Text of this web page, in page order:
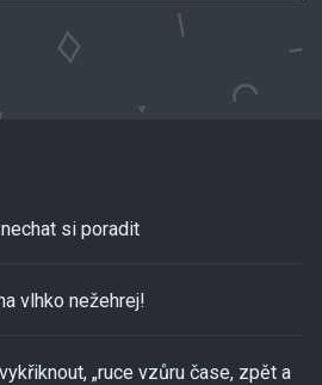
si poradit
vlhko nežehrej!
„ruce vzůru čase, zpět a